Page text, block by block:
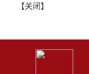
【关闭 】